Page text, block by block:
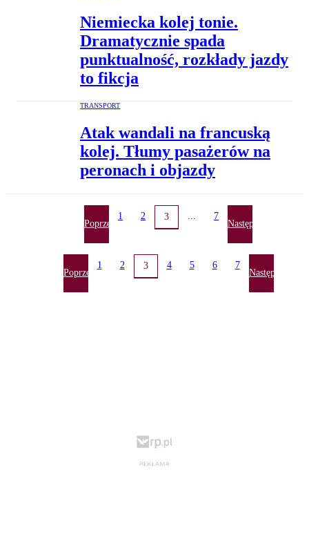
Niemiecka kolej tonie.
Dramatycznie spada
punktualność, rozkłady jazdy
to fikcja
TRANSPORT
Atak wandali na francuską
kolej. Tłumy pasażerów na
peronach i objazdy
Poprzednia
1 2 3 7
Następna
Poprzednia
1 2 3 4 5 6 7
Następna